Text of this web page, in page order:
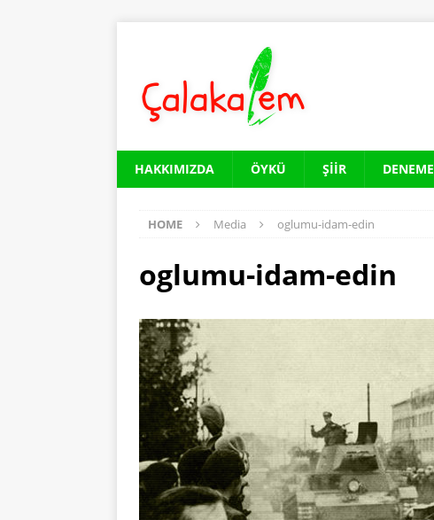
HAKKIMIZDA ÖYKÜ ŞIIR DENEME
HOME Media oglumu-idam-edin
oglumu-idam-edin